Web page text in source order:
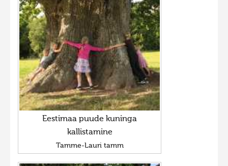
Eestimaa puude kuninga
kallistamine
Tamme-Lauri tamm